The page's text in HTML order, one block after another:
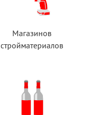
Магазинов
стройматериалов